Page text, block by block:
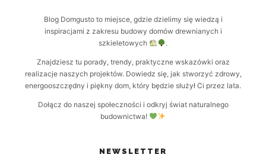
Blog Domgusto to miejsce, gdzie dzielimy się wiedzą i
inspiracjami z zakresu budowy domów drewnianych i
szkieletowych
.
Znajdziesz tu porady, trendy, praktyczne wskazówki oraz
realizacje naszych projektów. Dowiedz się, jak stworzyć zdrowy,
energooszczędny i piękny dom, który będzie służył Ci przez lata.
Dołącz do naszej społeczności i odkryj świat naturalnego
budownictwa!
NEWSLETTER